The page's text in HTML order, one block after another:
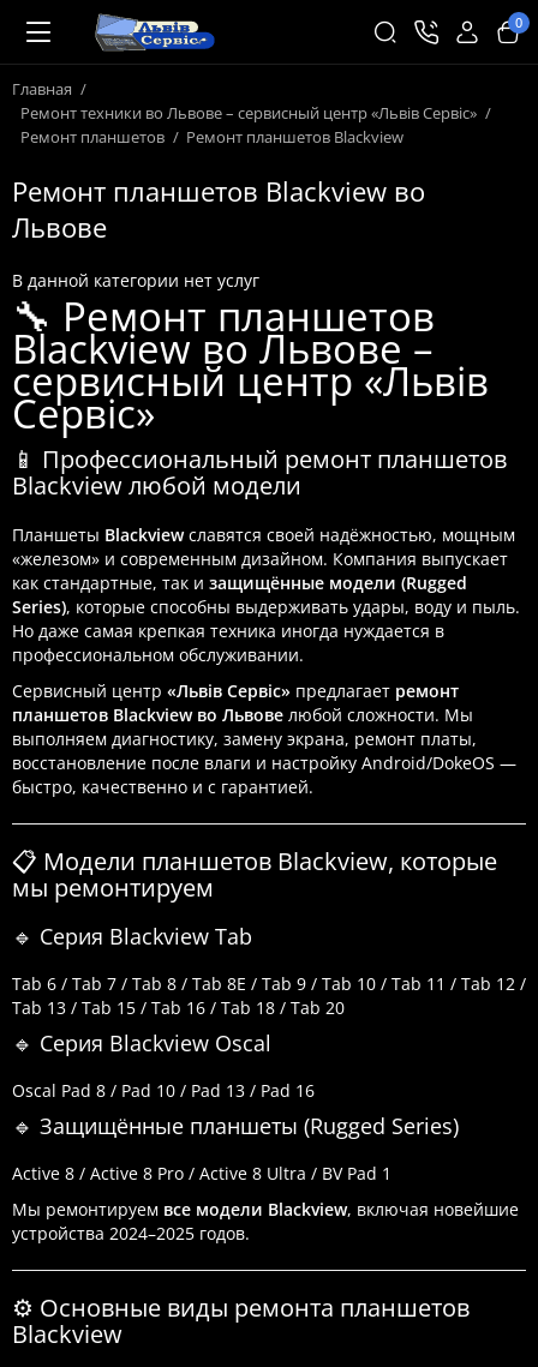
0
Главная
Ремонт техники во Львове – сервисный центр «Львів Сервіс»
Ремонт планшетов
Ремонт планшетов Blackview
Ремонт планшетов Blackview во
Львове
В данной категории нет услуг
🔧 Ремонт планшетов
Blackview во Львове –
сервисный центр «Львів
Сервіс»
📱 Профессиональный ремонт планшетов
Blackview любой модели
Планшеты Blackviewславятся своей надёжностью, мощным
«железом» и современным дизайном. Компания выпускает
как стандартные, так и защищённые модели (Rugged
Series), которые способны выдерживать удары, воду и пыль.
Но даже самая крепкая техника иногда нуждается в
профессиональном обслуживании.
Сервисный центр «Львів Сервіс» предлагает ремонт
планшетов Blackview во Львове любой сложности. Мы
выполняем диагностику, замену экрана, ремонт платы,
восстановление после влаги и настройку Android/DokeOS —
быстро, качественно и с гарантией.
📋 Модели планшетов Blackview, которые
мы ремонтируем
🔹 Серия Blackview Tab
Tab 6 / Tab 7 / Tab 8 / Tab 8E / Tab 9 / Tab 10 / Tab 11 / Tab 12 /
Tab 13 / Tab 15 / Tab 16 / Tab 18 / Tab 20
🔹 Серия Blackview Oscal
Oscal Pad 8 / Pad 10 / Pad 13 / Pad 16
🔹 Защищённые планшеты (Rugged Series)
Active 8 / Active 8 Pro / Active 8 Ultra / BV Pad 1
Мы ремонтируем все модели Blackview, включая новейшие
устройства 2024–2025 годов.
⚙️ Основные виды ремонта планшетов
Blackview